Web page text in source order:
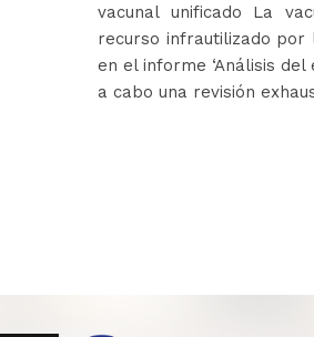
vacunal unificado La
recurso infrautilizado por
en el informe ‘Análisis del
a cabo una revisión